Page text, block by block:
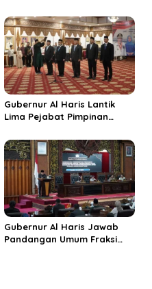
Jadi Destinasi Wisata
Budaya Unggulan
Gubernur Al Haris Lantik
Lima Pejabat Pimpinan
Penguatan Kinerja dan
Integritas
Gubernur Al Haris Jawab
Pandangan Umum Fraksi